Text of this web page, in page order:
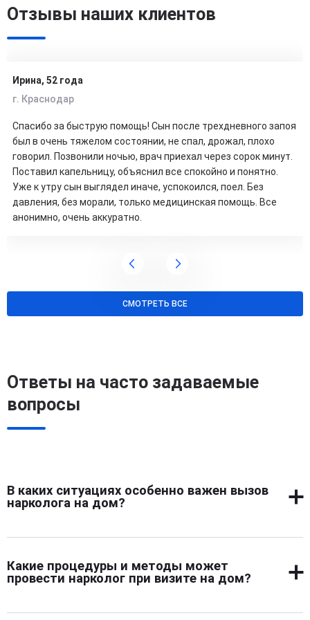
Отзывы наших клиентов
Ирина, 52 года
г. Краснодар
Спасибо за быструю помощь! Сын после трехдневного запоя
был в очень тяжелом состоянии, не спал, дрожал, плохо
говорил. Позвонили ночью, врач приехал через сорок минут.
Поставил капельницу, объяснил все спокойно и понятно.
Уже к утру сын выглядел иначе, успокоился, поел. Без
давления, без морали, только медицинская помощь. Все
анонимно, очень аккуратно.
СМОТРЕТЬ ВСЕ
Ответы на часто задаваемые
вопросы
В каких ситуациях особенно важен вызов
нарколога на дом?
Домашний визит особенно актуален при выраженной
поведении, бессоннице, судорогах и резких скачках
давления. Помощь требуется также при
Какие процедуры и методы может
провести нарколог при визите на дом?
На месте врач проводит осмотр, ставит капельницу,